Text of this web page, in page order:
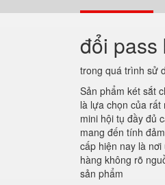
đổi pass
trong quá trình sử
Sản phẩm két sắt
là lựa chọn của
mini hội tụ đầy đủ
mang đến tính
cấp hiện nay là
hàng không rõ
sản phẩm